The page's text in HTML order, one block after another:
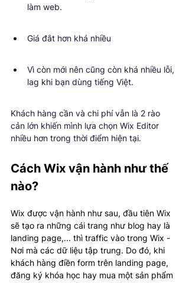
làm web.
Giá đắt hơn khá nhiều
Vì còn mới nên cũng còn khá nhiều lỗi,
lag khi bạn dùng tiếng Việt.
Khách hàng cần và chi phí vẫn là 2 rào
cản lớn khiến mình lựa chọn Wix Editor
nhiều hơn trong thời điểm hiện tại.
Cách Wix vận hành như thế
nào?
Wix được vận hành như sau, đầu tiên Wix
sẽ tạo ra những cái trang như blog hay là
landing page,... thì traffic vào trong Wix -
Nơi mà các dữ liệu tập trung. Do đó, khi
khách hàng điền form trên landing page,
đăng ký khóa học hay mua một sản phẩm